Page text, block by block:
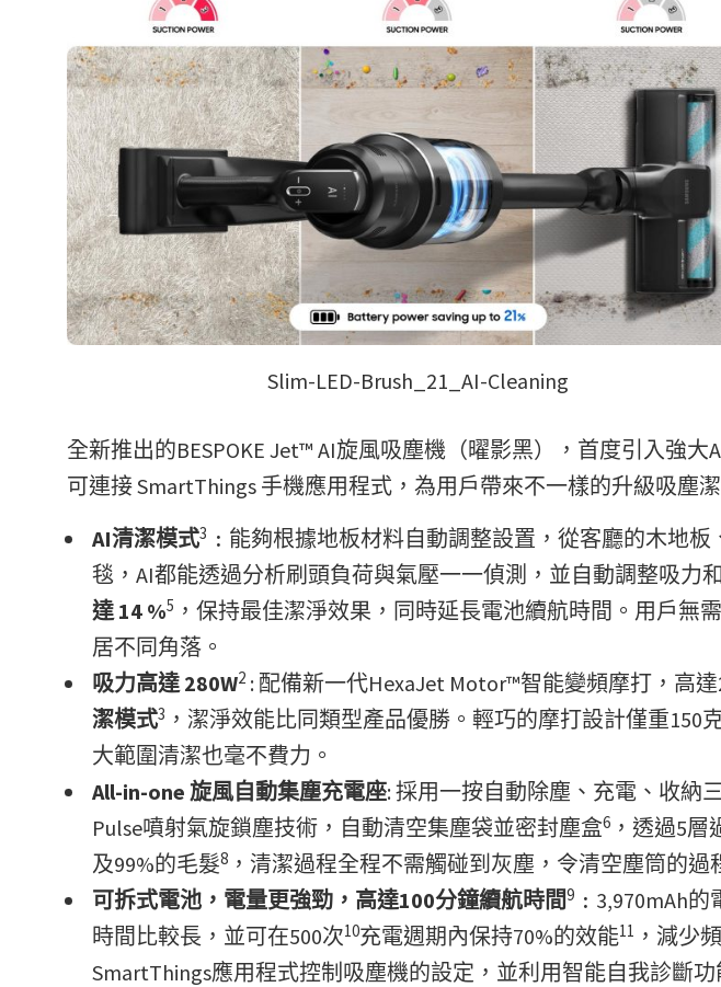
Slim-LED-Brush_21_AI-Cleaning
全新推出的BESPOKE Jet™ AI旋風吸塵機（曜影黑），首度引入強大
可連接 SmartThings 手機應用程式，為用戶帶來不一樣的升級吸塵
AI清潔模式3 ﹕ 能夠根據地板材料自動調整設置，從客廳的木地
毯，AI都能透過分析刷頭負荷與氣壓一一偵測，並自動調整吸力
達14 %5 ，保持最佳潔淨效果，同時延長電池續航時間。用戶無
居不同角落。
吸力高達280W2 : 配備新一代HexaJet Motor™智能變頻摩打，高達
潔模式3 ，潔淨效能比同類型產品優勝。輕巧的摩打設計僅重150
大範圍清潔也毫不費力。
All-in-one 旋風自動集塵充電座: 採用一按自動除塵、充電、收納
Pulse噴射氣旋鎖塵技術，自動清空集塵袋並密封塵盒6 ，透過5
及99%的毛髮8 ，清潔過程全程不需觸碰到灰塵，令清空塵筒的過
可拆式電池，電量更強勁，高達100分鐘續航時間9 ﹕ 3,970mAh
時間比較長，並可在500次10充電週期內保持70%的效能11 ，減少
SmartThings應用程式控制吸塵機的設定，並利用智能自我診斷功